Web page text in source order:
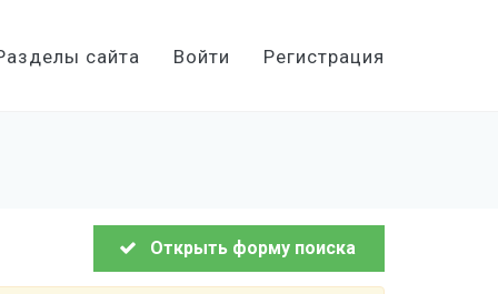
сайта Войти Регистрация
Открыть форму поиска